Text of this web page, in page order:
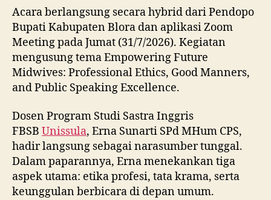
Acara berlangsung secara hybrid dari Pendopo
Bupati Kabupaten Blora dan aplikasi Zoom
Meeting pada Jumat (31/7/2026). Kegiatan
mengusung tema Empowering Future
Midwives: Professional Ethics, Good Manners,
and Public Speaking Excellence.
Dosen Program Studi Sastra Inggris
FBSB Unissula, Erna Sunarti SPd MHum CPS,
hadir langsung sebagai narasumber tunggal.
Dalam paparannya, Erna menekankan tiga
aspek utama: etika profesi, tata krama, serta
keunggulan berbicara di depan umum.